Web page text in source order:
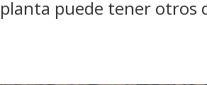
puede tener otros